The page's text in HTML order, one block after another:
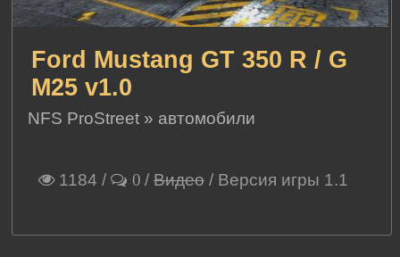
Ford Mustang GT 350 R / G
M25 v1.0
NFS ProStreet » автомобили
1184 / 0 /Видео/ Версия игры 1.1